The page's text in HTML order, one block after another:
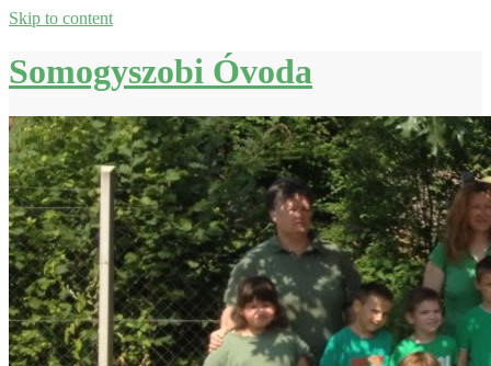
Skip to content
Somogyszobi Óvoda